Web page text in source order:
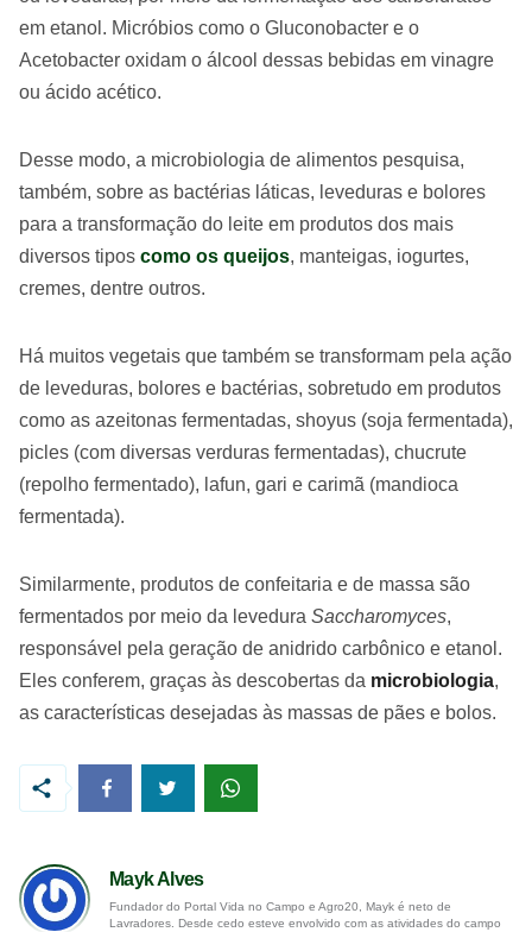
em etanol. Micróbios como o Gluconobacter e o
Acetobacter oxidam o álcool dessas bebidas em vinagre
ou ácido acético.
Desse modo, a microbiologia de alimentos pesquisa,
também, sobre as bactérias láticas, leveduras e bolores
para a transformação do leite em produtos dos mais
diversos tipos como os queijos, manteigas, iogurtes,
cremes, dentre outros.
Há muitos vegetais que também se transformam pela ação
de leveduras, bolores e bactérias, sobretudo em produtos
como as azeitonas fermentadas, shoyus (soja fermentada),
picles (com diversas verduras fermentadas), chucrute
(repolho fermentado), lafun, gari e carimã (mandioca
fermentada).
Similarmente, produtos de confeitaria e de massa são
fermentados por meio da levedura Saccharomyces,
responsável pela geração de anidrido carbônico e etanol.
Eles conferem, graças às descobertas da microbiologia,
as características desejadas às massas de pães e bolos.
Mayk Alves
Fundador do Portal Vida no Campo e Agro20, Mayk é neto de
Lavradores. Desde cedo esteve envolvido com as atividades do campo